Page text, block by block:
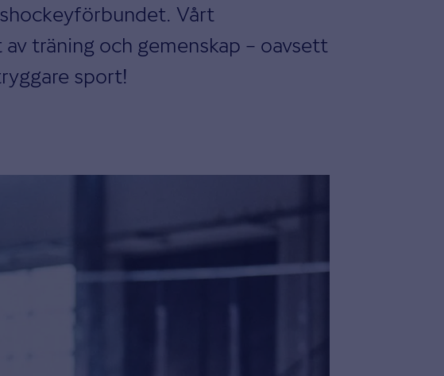
Vårt
träning och gemenskap – oavsett
sport!